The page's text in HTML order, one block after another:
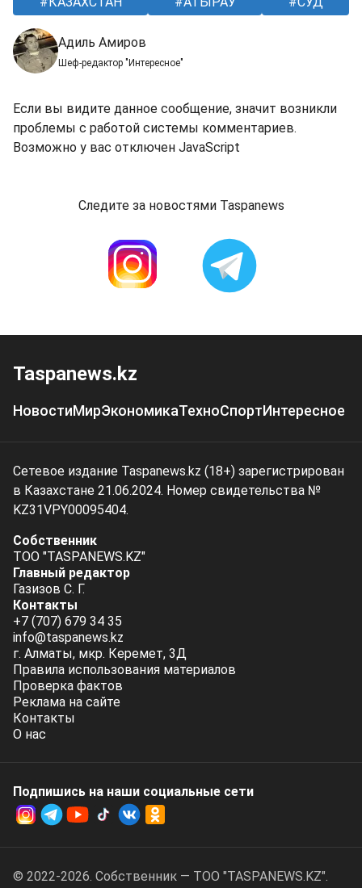
Адиль Амиров
Шеф-редактор "Интересное"
Если вы видите данное сообщение, значит возникли
проблемы с работой системы комментариев.
Возможно у вас отключен JavaScript
Следите за новостями Taspanews
Taspanews.kz
НовостиМирЭкономикаТехноСпортИнтересное
Сетевое издание Taspanews.kz (18+) зарегистрирован
в Казахстане 21.06.2024. Номер свидетельства №
KZ31VPY00095404.
Собственник
ТОО "TASPANEWS.KZ"
Главный редактор
Газизов С. Г.
Контакты
+7 (707) 679 34 35
info@taspanews.kz
г. Алматы, мкр. Керемет, 3Д
Правила использования материалов
Проверка фактов
Реклама на сайте
Контакты
О нас
Подпишись на наши социальные cети
© 2022-2026. Собственник — ТОО "TASPANEWS.KZ".